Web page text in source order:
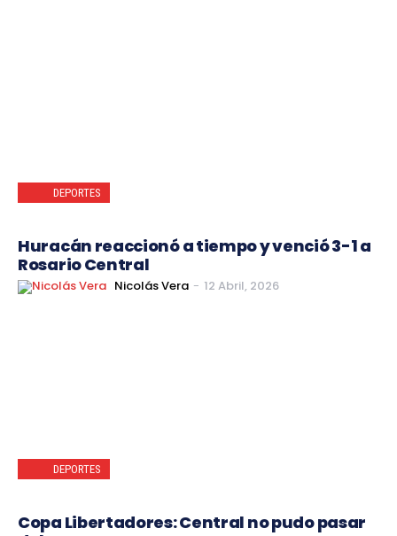
DEPORTES
Huracán reaccionó a tiempo y venció 3-1 a
Rosario Central
Nicolás Vera - 12 Abril, 2026
DEPORTES
Copa Libertadores: Central no pudo pasar